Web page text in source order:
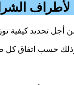
لأطراف
تحديد كيفية
حسب اتفاق كل